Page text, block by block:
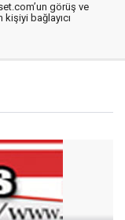
görüş ve
bağlayıcı